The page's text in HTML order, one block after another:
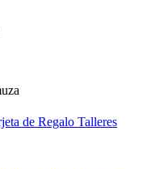
de Regalo Talleres